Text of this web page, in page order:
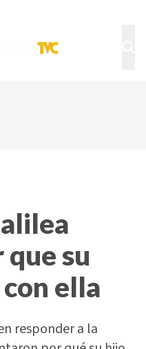
su
ella
responder a la